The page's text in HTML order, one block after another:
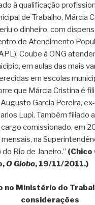
à qualificação
de Trabalho, Márcia
o dinheiro, com
de Atendimento
Coube à ONG
em aulas das mais
em escolas
que Márcia Cristina é
Garcia Pereira,
Lupi. Também filiado
comissionado, em
na
do Rio de Janeiro.” (Chico
O Globo, 19/11/2011.)
no Ministério do
considerações